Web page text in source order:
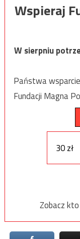
Wspieraj
W sierpniu
Państwa
Fundacji Magna
30 zł
Zobacz